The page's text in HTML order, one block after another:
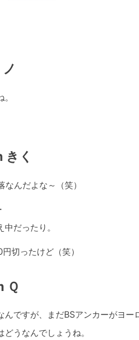
く
んだよな～（笑）
だったり。
切ったけど（笑）
Ｑ
ですが、まだBSアンカーがヨー
うなんでしょうね。